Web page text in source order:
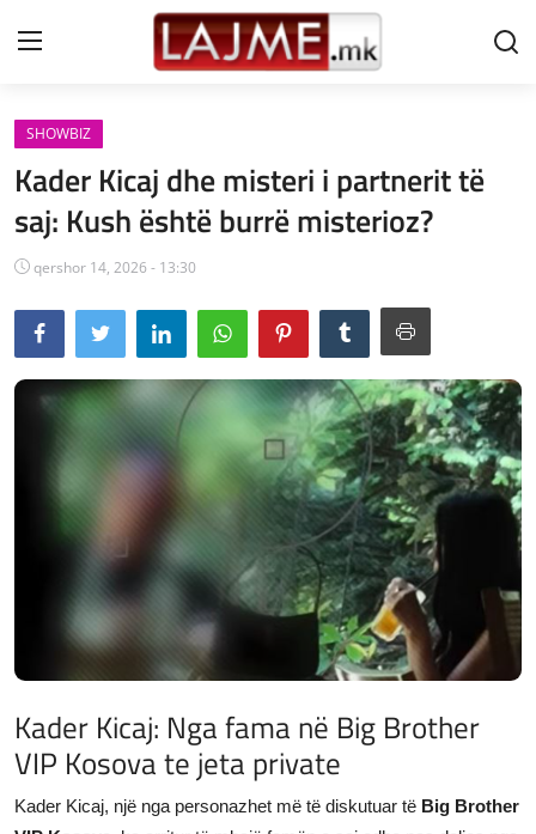
Shtëpi
LAJME MAQEDONI
SHQIPERI
KOSOVA
LAJME NGA BOTA
SHOWBIZ
SPORT
SHENDETI
Gallery
Shqip
SHOWBIZ
Kader Kicaj dhe misteri i partnerit të
saj: Kush është burrë misterioz?
qershor 14, 2026 - 13:30
Kader Kicaj: Nga fama në Big Brother
VIP Kosova te jeta private
Kader Kicaj, një nga personazhet më të diskutuar të Big Brother